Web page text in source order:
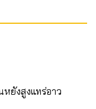
ยังสูงแทร่อาว